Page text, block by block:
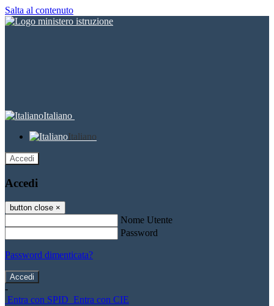
Salta al contenuto
Italiano
Italiano
Accedi
Accedi
button close ×
Nome Utente
Password
Password dimenticata?
-
Entra con SPID Entra con CIE